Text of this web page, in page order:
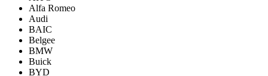
Alfa Romeo
Audi
BAIC
Belgee
BMW
Buick
BYD